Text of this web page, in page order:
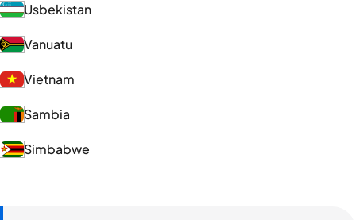
Usbekistan
Vanuatu
Vietnam
Sambia
Simbabwe